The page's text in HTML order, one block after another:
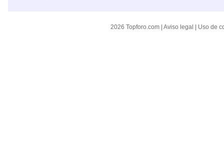
2026 Topforo.com | Aviso legal Uso de